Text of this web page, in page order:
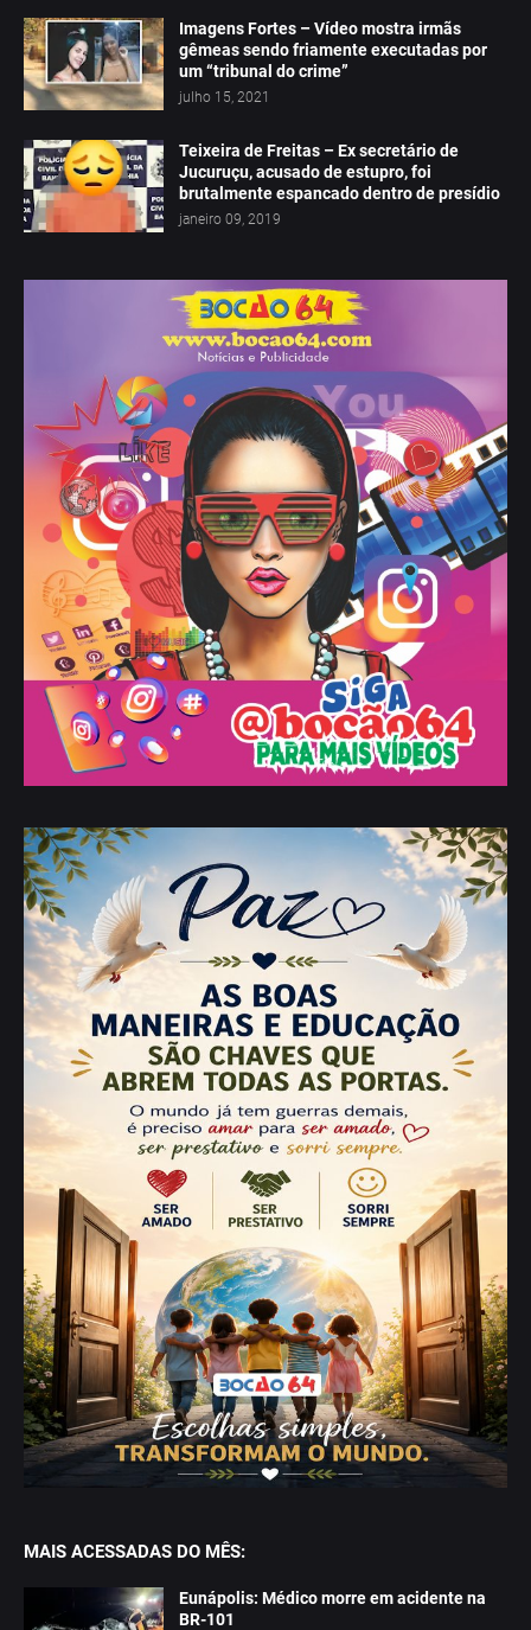
Imagens Fortes – Vídeo mostra irmãs
gêmeas sendo friamente executadas por
um “tribunal do crime”
julho 15, 2021
Teixeira de Freitas – Ex secretário de
Jucuruçu, acusado de estupro, foi
brutalmente espancado dentro de presídio
janeiro 09, 2019
MAIS ACESSADAS DO MÊS:
Eunápolis: Médico morre em acidente na
BR-101